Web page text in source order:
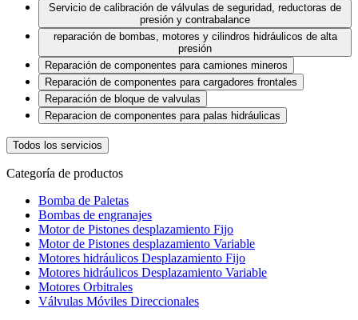
Servicio de calibración de válvulas de seguridad, reductoras de
presión y contrabalance
reparación de bombas, motores y cilindros hidráulicos de alta
presión
Reparación de componentes para camiones mineros
Reparación de componentes para cargadores frontales
Reparación de bloque de valvulas
Reparacion de componentes para palas hidráulicas
Todos los servicios
Categoría de productos
Bomba de Paletas
Bombas de engranajes
Motor de Pistones desplazamiento Fijo
Motor de Pistones desplazamiento Variable
Motores hidráulicos Desplazamiento Fijo
Motores hidráulicos Desplazamiento Variable
Motores Orbitrales
Válvulas Móviles Direccionales